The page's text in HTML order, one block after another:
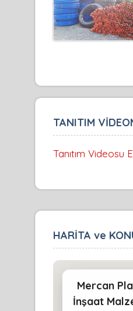
TANITIM
Tanıtım Videosu
HARİTA ve
Mercan
İnşaat